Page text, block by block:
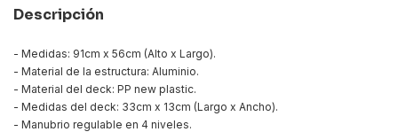
Descripción
- Medidas: 91cm x 56cm (Alto x Largo).
- Material de la estructura: Aluminio.
- Material del deck: PP new plastic.
- Medidas del deck: 33cm x 13cm (Largo x Ancho).
- Manubrio regulable en 4 niveles.